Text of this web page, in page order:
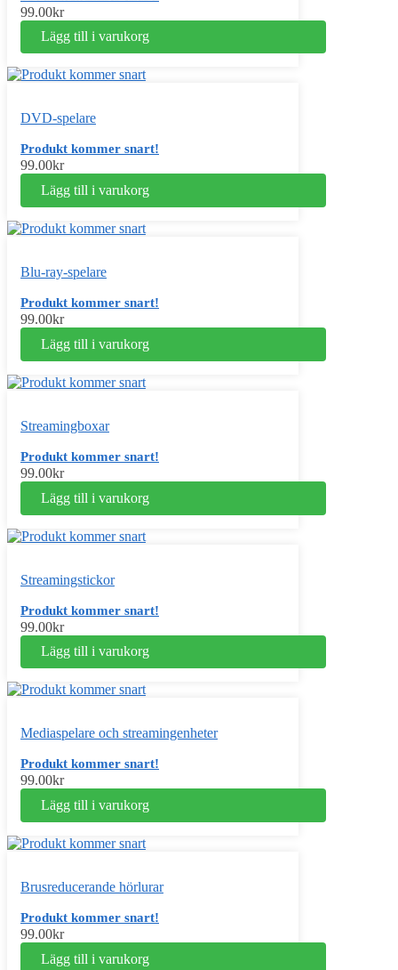
99.00kr
Lägg till i varukorg
DVD-spelare
Produkt kommer snart!
99.00kr
Lägg till i varukorg
Blu-ray-spelare
Produkt kommer snart!
99.00kr
Lägg till i varukorg
Streamingboxar
Produkt kommer snart!
99.00kr
Lägg till i varukorg
Streamingstickor
Produkt kommer snart!
99.00kr
Lägg till i varukorg
Mediaspelare och streamingenheter
Produkt kommer snart!
99.00kr
Lägg till i varukorg
Brusreducerande hörlurar
Produkt kommer snart!
99.00kr
Lägg till i varukorg